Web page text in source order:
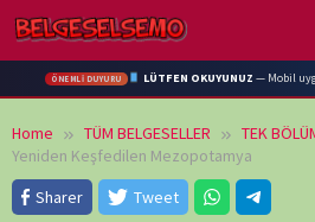
Skip
to
content
ÖNEMLİ DUYURU LÜTFEN OKUYUNUZ — Mobil
Home TÜM BELGESELLER
TEK
Yeniden Keşfedilen Mezopotamya
Sharer
Tweet